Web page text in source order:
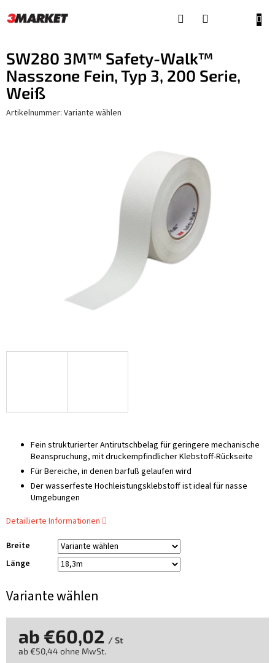
Inhalt
SW280 3M™ Safety-Walk™
Nasszone Fein, Typ 3, 200 Serie,
Weiß
Artikelnummer: Variante wählen
Variante wählen
Breite
Länge
Fein strukturierter Antirutschbelag für geringere mechanische
Beanspruchung, mit druckempfindlicher Klebstoff-Rückseite
Für Bereiche, in denen barfuß gelaufen wird
Der wasserfeste Hochleistungsklebstoff ist ideal für nasse
Umgebungen
Detaillierte Informationen
ab €60,02 / St
ab€50,44 ohne MwSt.